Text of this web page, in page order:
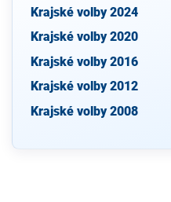
Krajské volby 2024
Krajské volby 2020
Krajské volby 2016
Krajské volby 2012
Krajské volby 2008